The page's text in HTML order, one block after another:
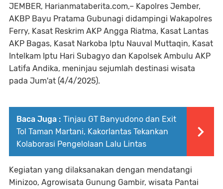
JEMBER, Harianmataberita.com,– Kapolres Jember,
AKBP Bayu Pratama Gubunagi didampingi Wakapolres
Ferry, Kasat Reskrim AKP Angga Riatma, Kasat Lantas
AKP Bagas, Kasat Narkoba lptu Nauval Muttaqin, Kasat
Intelkam Iptu Hari Subagyo dan Kapolsek Ambulu AKP
Latifa Andika, meninjau sejumlah destinasi wisata
pada Jum'at (4/4/2025).
Baca Juga : Tinjau GT Banyudono dan Exit
Tol Taman Martani, Kakorlantas Tekankan
Kolaborasi Pengelolaan Lalu Lintas
Kegiatan yang dilaksanakan dengan mendatangi
Minizoo, Agrowisata Gunung Gambir, wisata Pantai